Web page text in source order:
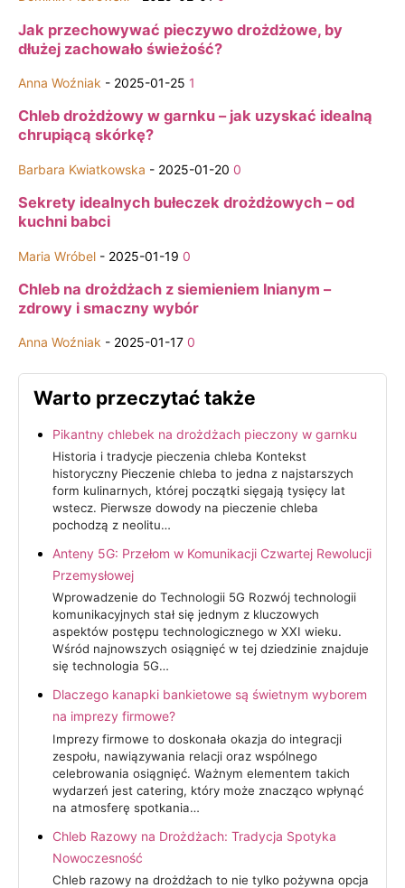
Jak przechowywać pieczywo drożdżowe, by
dłużej zachowało świeżość?
Anna Woźniak - 2025-01-25 1
Chleb drożdżowy w garnku – jak uzyskać idealną
chrupiącą skórkę?
Barbara Kwiatkowska - 2025-01-20 0
Sekrety idealnych bułeczek drożdżowych – od
kuchni babci
Maria Wróbel - 2025-01-19 0
Chleb na drożdżach z siemieniem lnianym –
zdrowy i smaczny wybór
Anna Woźniak - 2025-01-17 0
Warto przeczytać także
Pikantny chlebek na drożdżach pieczony w garnku
Historia i tradycje pieczenia chleba Kontekst
historyczny Pieczenie chleba to jedna z najstarszych
form kulinarnych, której początki sięgają tysięcy lat
wstecz. Pierwsze dowody na pieczenie chleba
pochodzą z neolitu…
Anteny 5G: Przełom w Komunikacji Czwartej Rewolucji
Przemysłowej
Wprowadzenie do Technologii 5G Rozwój technologii
komunikacyjnych stał się jednym z kluczowych
aspektów postępu technologicznego w XXI wieku.
Wśród najnowszych osiągnięć w tej dziedzinie znajduje
się technologia 5G…
Dlaczego kanapki bankietowe są świetnym wyborem
na imprezy firmowe?
Imprezy firmowe to doskonała okazja do integracji
zespołu, nawiązywania relacji oraz wspólnego
celebrowania osiągnięć. Ważnym elementem takich
wydarzeń jest catering, który może znacząco wpłynąć
na atmosferę spotkania…
Chleb Razowy na Drożdżach: Tradycja Spotyka
Nowoczesność
Chleb razowy na drożdżach to nie tylko pożywna opcja